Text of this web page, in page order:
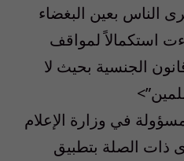
الناس بعين البغضاء
استكمالاً لمواقف
الجنسية بحيث لا
في وزارة الإعلام
ذات الصلة بتطبيق